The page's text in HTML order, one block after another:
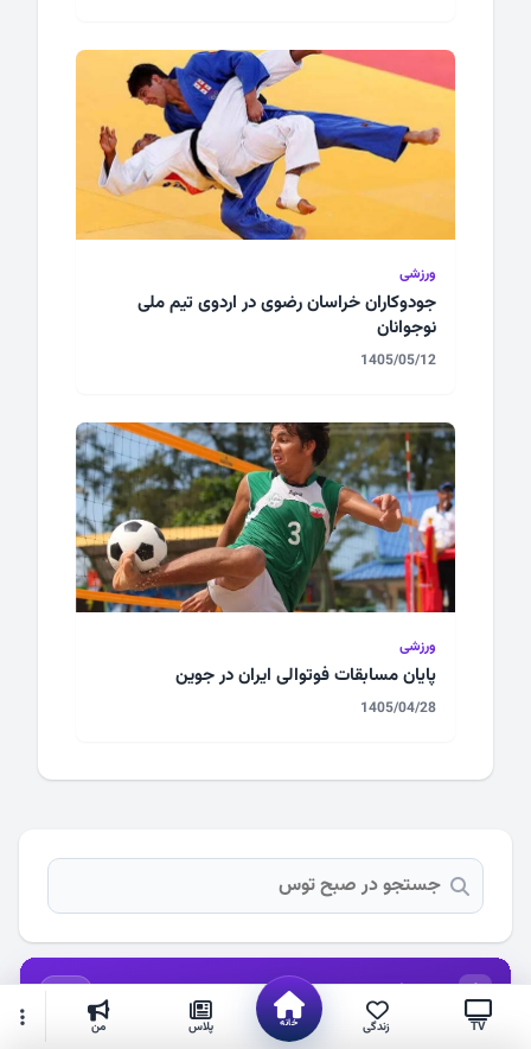
ورزشی
جودوکاران خراسان رضوی در اردوی تیم ملی
نوجوانان
1405/05/12
ورزشی
پایان مسابقات فوتوالی ایران در جوین
1405/04/28
پرونده‌های ویژه
TV زندگی خانه پلاس من